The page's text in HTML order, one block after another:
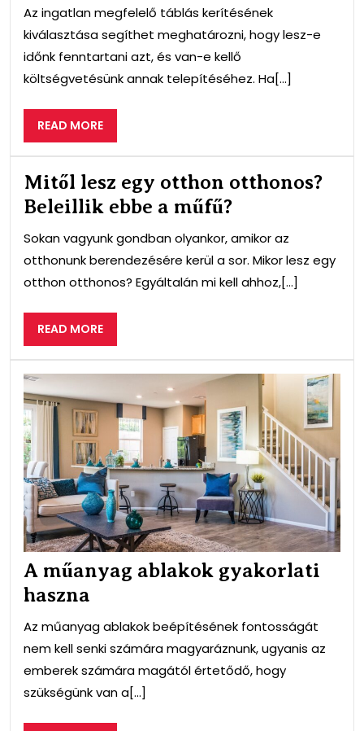
Az ingatlan megfelelő táblás kerítésének
kiválasztása segíthet meghatározni, hogy lesz-e
időnk fenntartani azt, és van-e kellő
költségvetésünk annak telepítéséhez. Ha[...]
READ MOREREAD
MORE
Mitől lesz egy otthon otthonos?
Beleillik ebbe a műfű?
Sokan vagyunk gondban olyankor, amikor az
otthonunk berendezésére kerül a sor. Mikor lesz egy
otthon otthonos? Egyáltalán mi kell ahhoz,[...]
READ MOREREAD
MORE
A műanyag ablakok gyakorlati
haszna
Az műanyag ablakok beépítésének fontosságát
nem kell senki számára magyaráznunk, ugyanis az
emberek számára magától értetődő, hogy
szükségünk van a[...]